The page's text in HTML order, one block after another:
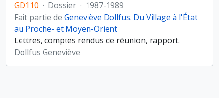
GD110 · Dossier · 1987-1989
Fait partie de Geneviève Dollfus. Du Village à l'État
au Proche- et Moyen-Orient
Lettres, comptes rendus de réunion, rapport.
Dollfus Geneviève